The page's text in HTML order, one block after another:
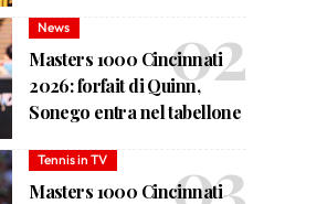
News
Masters 1000 Cincinnati
2026: forfait di Quinn,
Sonego entra nel tabellone
Tennis in TV
Masters 1000 Cincinnati